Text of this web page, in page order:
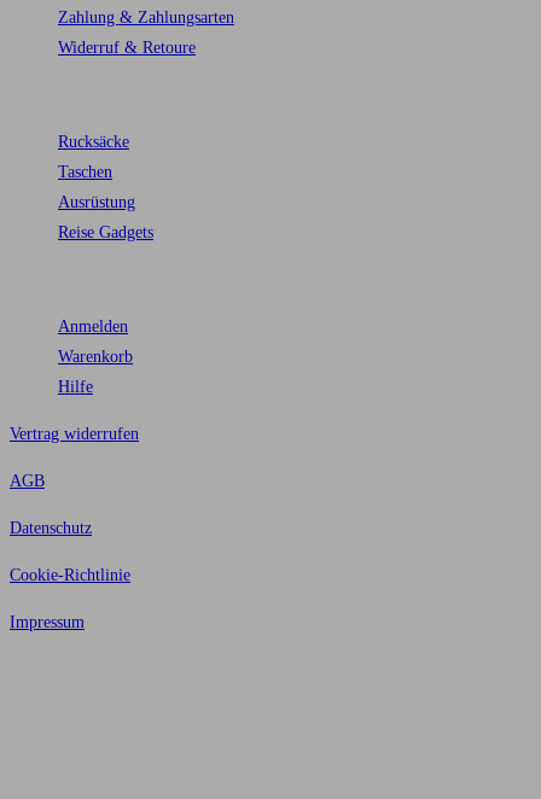
Zahlung & Zahlungsarten
Widerruf & Retoure
Rucksäcke
Taschen
Ausrüstung
Reise Gadgets
Anmelden
Warenkorb
Hilfe
Vertrag widerrufen
AGB
Datenschutz
Cookie-Richtlinie
Impressum